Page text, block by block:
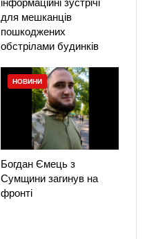
для мешканців
пошкоджених
обстрілами будинків
НОВИНИ
Богдан Ємець з
Сумщини загинув на
фронті